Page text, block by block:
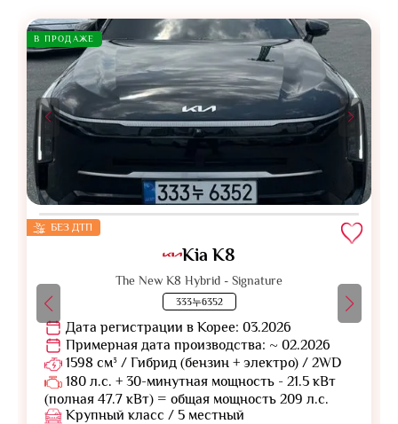
В ПРОДАЖЕ
БЕЗ ДТП
Kia K8
The New K8 Hybrid - Signature
333누6352
Дата регистрации в Корее: 03.2026
Примерная дата производства: ~ 02.2026
1598 см³ / Гибрид (бензин + электро) / 2WD
180 л.с. + 30-минутная мощность - 21.5 кВт
(полная 47.7 кВт) = общая мощность 209 л.с.
Крупный класс / 5 местный